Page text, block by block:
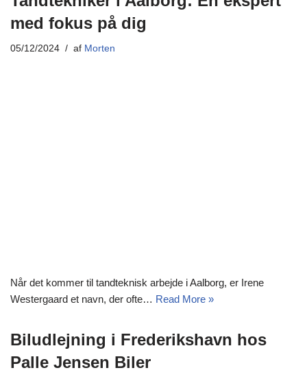
med fokus på dig
05/12/2024 af Morten
Når det kommer til tandteknisk arbejde i Aalborg, er Irene
Westergaard et navn, der ofte… Read More »
Biludlejning i Frederikshavn hos
Palle Jensen Biler